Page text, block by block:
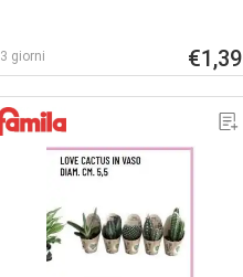
3 giorni €1,39